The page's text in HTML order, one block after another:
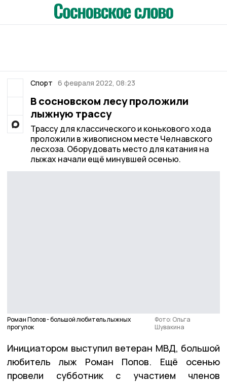
Спорт 6 февраля 2022, 08:23
В сосновском лесу проложили
лыжную трассу
Трассу для классического и конькового хода
проложили в живописном месте Челнавского
лесхоза. Оборудовать место для катания на
лыжах начали ещё минувшей осенью.
Роман Попов - большой любитель лыжных
прогулок
Фото: Ольга
Шувакина
Инициатором выступил ветеран МВД, большой
любитель лыж Роман Попов. Ещё осенью
провели субботник с участием членов